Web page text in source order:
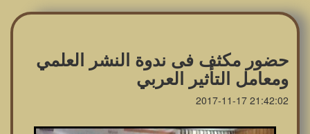
حضور مكثف فى ندوة النشر العلمي
ومعامل التأثير العربي
2017-11-17 21:42:02